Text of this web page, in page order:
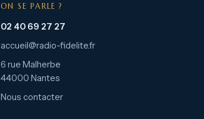
ON SE PARLE ?
02 40 69 27 27
accueil@radio-fidelite.fr
6 rue Malherbe
44000 Nantes
Nous contacter